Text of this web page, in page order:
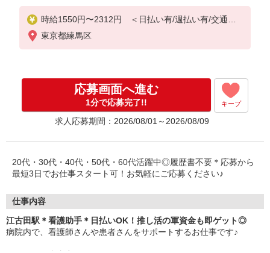
時給1550円〜2312円 ＜日払い有/週払い有/交通費
全支給(ガソリン代含む)＞
東京都練馬区
応募画面へ進む
1分で応募完了!! キープ
求人応募期間：2026/08/01～2026/08/09
20代・30代・40代・50代・60代活躍中◎履歴書不要＊応募から
最短3日でお仕事スタート可！お気軽にご応募ください♪
仕事内容
江古田駅＊看護助手＊日払いOK！推し活の軍資金も即ゲット◎
病院内で、看護師さんや患者さんをサポートするお仕事です♪